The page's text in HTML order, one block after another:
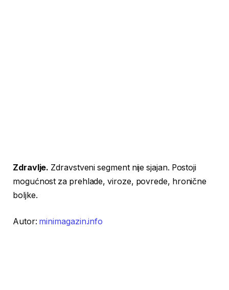
Zdravlje. Zdravstveni segment nije sjajan. Postoji
mogućnost za prehlade, viroze, povrede, hronične
boljke.
Autor: minimagazin.info